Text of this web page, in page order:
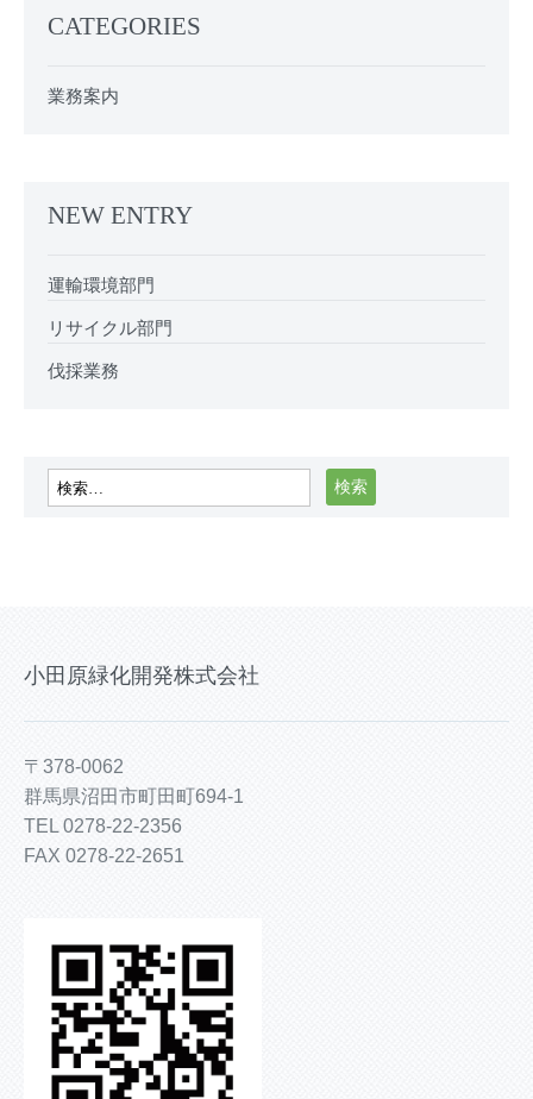
CATEGORIES
業務案内
NEW ENTRY
運輸環境部門
リサイクル部門
伐採業務
小田原緑化開発株式会社
〒378-0062
群馬県沼田市町田町694-1
TEL 0278-22-2356
FAX 0278-22-2651